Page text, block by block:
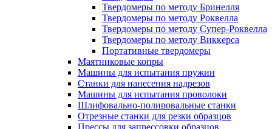
Твердомеры по методу Бринелля
Твердомеры по методу Роквелла
Твердомеры по методу Супер-Роквелла
Твердомеры по методу Виккерса
Портативные твердомеры
Маятниковые копры
Машины для испытания пружин
Станки для нанесения надрезов
Машины для испытания проволоки
Шлифовально-полировальные станки
Отрезные станки для резки образцов
Прессы для запрессовки образцов